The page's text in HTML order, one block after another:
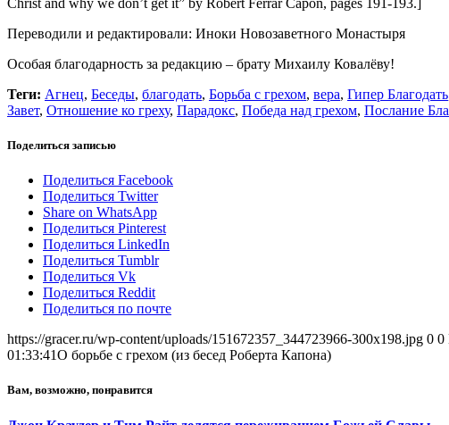
Переводили и редактировали: Иноки Новозаветного Монастыря
Особая благодарность за редакцию – брату Михаилу Ковалёву!
Теги: Агнец, Беседы, благодать, Борьба с грехом, вера, Гипер Благодать
Завет, Отношение ко греху, Парадокс, Победа над грехом, Послание
Поделиться записью
Поделиться Facebook
Поделиться Twitter
Share on WhatsApp
Поделиться Pinterest
Поделиться LinkedIn
Поделиться Tumblr
Поделиться Vk
Поделиться Reddit
Поделиться по почте
https://gracer.ru/wp-content/uploads/151672357_344723966-300x198.jpg 0 0
01:33:41О борьбе с грехом (из бесед Роберта Капона)
Вам, возможно, понравится